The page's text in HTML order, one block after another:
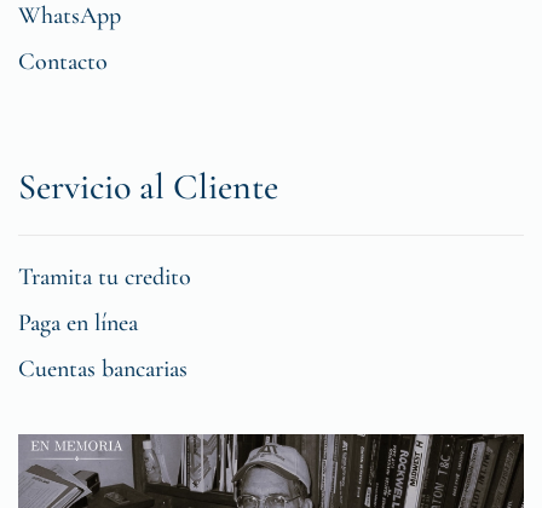
WhatsApp
Contacto
Servicio al Cliente
Tramita tu credito
Paga en línea
Cuentas bancarias